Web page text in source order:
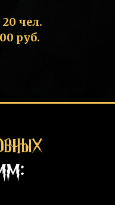
20 чел.
руб.